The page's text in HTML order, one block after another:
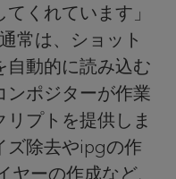
くれています」
常は、ショット
自動的に読み込む
ンポジターが作業
プトを提供しま
ズ除去やipgの作
ーの作成など、